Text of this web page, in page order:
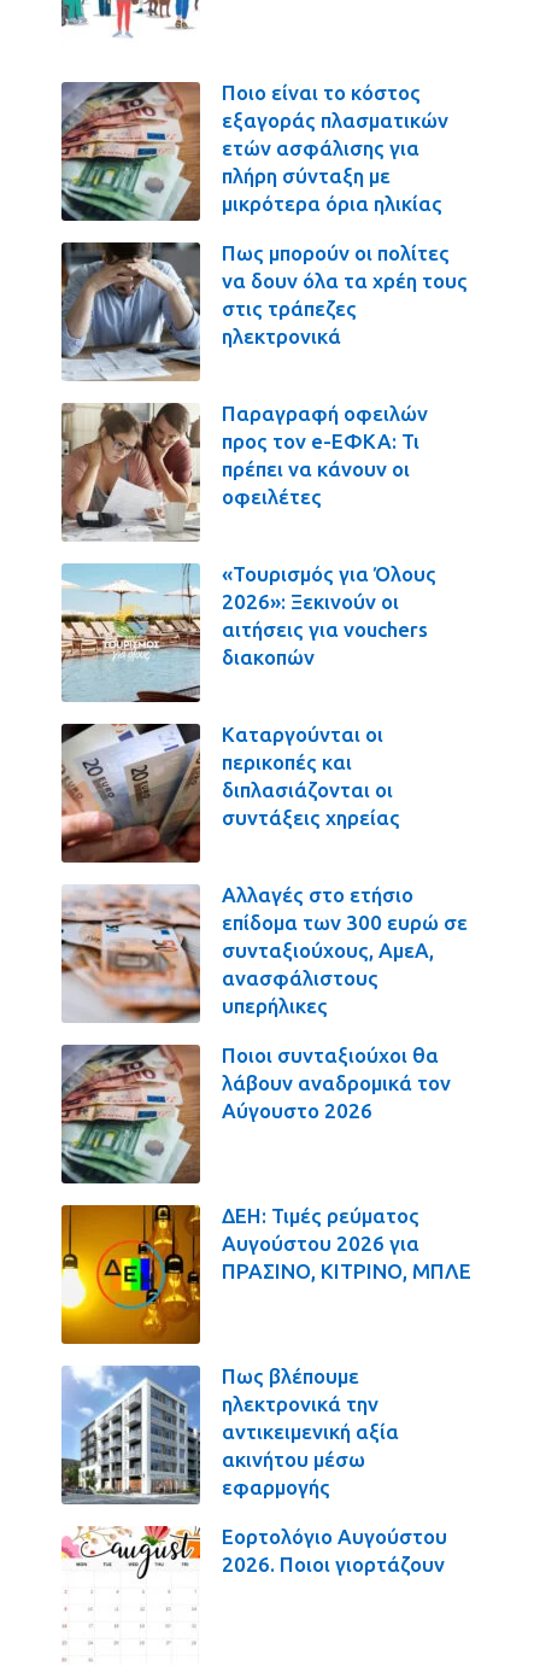
Ποιο είναι το κόστος
εξαγοράς πλασματικών
ετών ασφάλισης για
πλήρη σύνταξη με
μικρότερα όρια ηλικίας
Πως μπορούν οι πολίτες
να δουν όλα τα χρέη τους
στις τράπεζες
ηλεκτρονικά
Παραγραφή οφειλών
προς τον e-ΕΦΚΑ: Τι
πρέπει να κάνουν οι
οφειλέτες
«Τουρισμός για Όλους
2026»: Ξεκινούν οι
αιτήσεις για vouchers
διακοπών
Καταργούνται οι
περικοπές και
διπλασιάζονται οι
συντάξεις χηρείας
Αλλαγές στο ετήσιο
επίδομα των 300 ευρώ σε
συνταξιούχους, ΑμεΑ,
ανασφάλιστους
υπερήλικες
Ποιοι συνταξιούχοι θα
λάβουν αναδρομικά τον
Αύγουστο 2026
ΔΕΗ: Τιμές ρεύματος
Αυγούστου 2026 για
ΠΡΑΣΙΝΟ, ΚΙΤΡΙΝΟ, ΜΠΛΕ
Πως βλέπουμε
ηλεκτρονικά την
αντικειμενική αξία
ακινήτου μέσω
εφαρμογής
Εορτολόγιο Αυγούστου
2026. Ποιοι γιορτάζουν